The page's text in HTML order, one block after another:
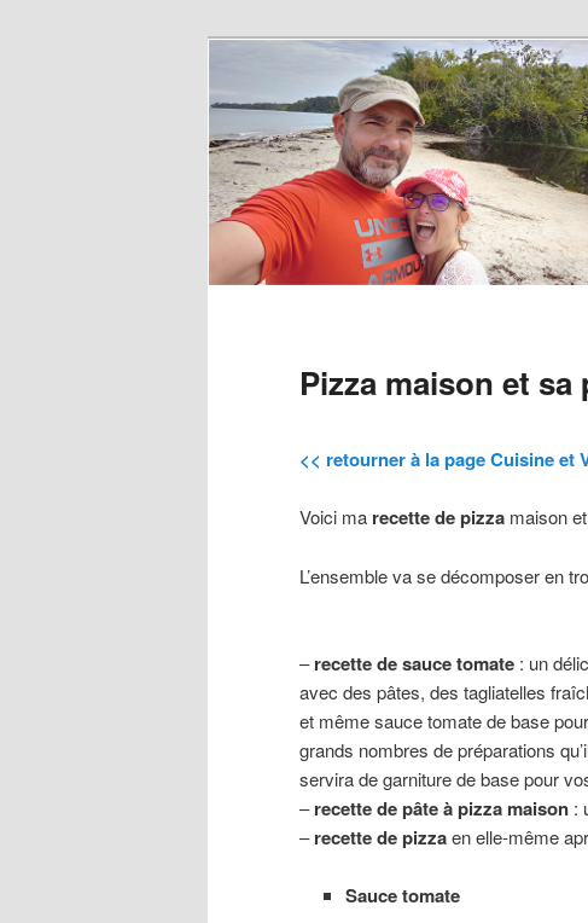
Pizza maison et sa
<< retourner à la page Cuisine et
Voici ma recette de pizza maison
L’ensemble va se décomposer en
–recette de sauce tomate : un
avec des pâtes, des tagliatelles
et même sauce tomate de base pour
grands nombres de préparations
servira de garniture de base pour
–recette de pâte à pizza maison :
–recette de pizzaen elle-même
Sauce tomate